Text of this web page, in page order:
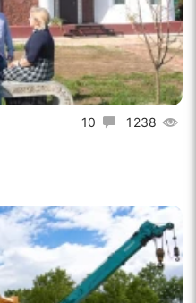
10 1238